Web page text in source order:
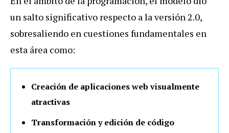
un salto significativo respecto a la versión 2.0,
sobresaliendo en cuestiones fundamentales en
esta área como:
Creación de aplicaciones web visualmente
atractivas
Transformación y edición de código